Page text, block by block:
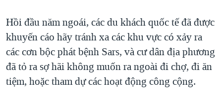
Hồi đầu năm ngoái, các du khách quốc tế đã được
khuyến cáo hãy tránh xa các khu vực có xảy ra
các cơn bộc phát bệnh Sars, và cư dân địa phương
đã tỏ ra sợ hãi không muốn ra ngoài đi chợ, đi ăn
tiệm, hoặc tham dự các hoạt động công cộng.